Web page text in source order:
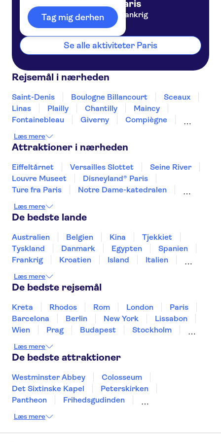
Tag mig derhen
Paris
Frankrig
Se alle aktiviteter Paris
Rejsemål i nærheden
Saint-Denis Boulogne Billancourt
Sceaux
Linas
Plailly Chantilly
Maincy
Fontainebleau
Giverny
Compiègne
Læs mere
Attraktioner i nærheden
Eiffeltårnet Versailles Slottet
Seine River
Louvre Museet
Disneyland® Paris
Ture fra Paris
Notre Dame-katedralen
Day trips to Monte Carlo
Loiredalen og Slotte
Sainte Chapelle og Conciergeriet
Giverny
Orsay Museet
Place du Trocadéro
Læs mere
De bedste lande
Australien Belgien Kina
Tjekkiet
Tyskland
Danmark Egypten
Spanien
Frankrig
Kroatien Island
Italien
Sverige
Slovenien
Læs mere
De bedste rejsemål
Kreta Rhodos Rom London
Paris
Barcelona
Berlin New York
Lissabon
Wien
Prag Budapest
Stockholm
Aarhus
Helsingborg
Læs mere
De bedste attraktioner
Westminster Abbey
Colosseum
Det Sixtinske Kapel
Peterskirken
Pantheon
Frihedsgudinden
Moulin Rouge
Alcatraz
Elbphilharmonie
Læs mere